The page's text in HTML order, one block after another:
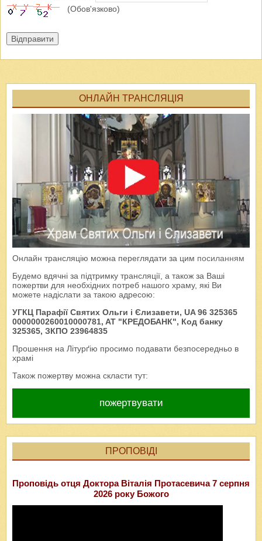
(Обов'язково)
Відправити
ОНЛАЙН ТРАНСЛЯЦІЯ
Онлайн трансляцію можна переглядати за цим посиланням
Будемо вдячні за підтримку трансляції, а також за Ваші
пожертви для необхідних потреб нашого храму, які Ви
можете надіслати за такою адресою:
УГКЦ Парафії Святих Ольги і Єлизавети, UA 96 325365
0000000260010000781, AT "КРЕДОБАНК", Код банку
325365, ЗКПО 23964835
Прошення на Літурґію просимо подавати безпосередньо в
храмі
Також пожертву можна скласти тут:
пожертвувати
ПРОПОВІДІ
Проповідь отця Доктора Віталія Протасевича 7 серпня
2026 року Божого